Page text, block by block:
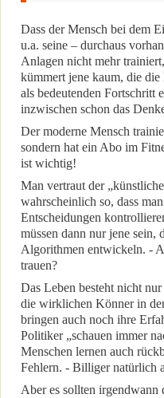
Dass der Mensch bei dem
u.a. seine – durchaus
Anlagen nicht mehr
kümmert jene kaum, die
als bedeutenden Fortschritt
inzwischen schon das
Der moderne Mensch
sondern hat ein Abo im
ist wichtig!
Man vertraut der
wahrscheinlich so, dass
Entscheidungen
müssen dann nur jene sein,
Algorithmen entwickeln. -
trauen?
Das Leben besteht nicht
die wirklichen Könner in
bringen auch noch ihre
Politiker „schauen immer
Menschen lernen auch
Fehlern. - Billiger natürlich
Aber es sollten irgendwann